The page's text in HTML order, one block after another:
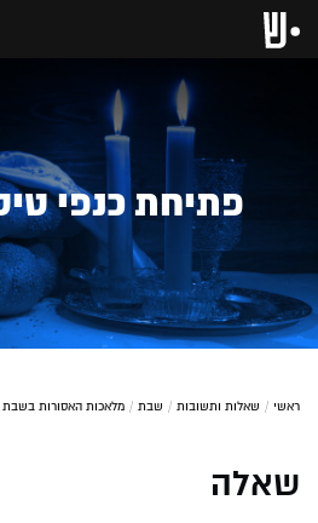
פתיחת כנפי
ראשי / שאלות ותשובות / שבת / מלאכות האסורות בשבת
שאלה